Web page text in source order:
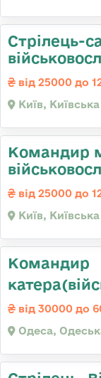
Стрілець-
від 25000 до
Київ,
Командиp
від 25000 до
Київ,
Командир
від 30000 до
Одеса,